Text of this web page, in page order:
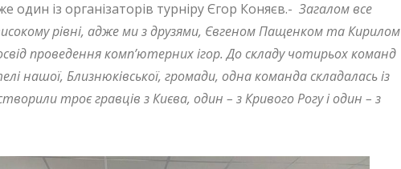
один із організаторів турніру Єгор Коняєв.- Загалом все
рівні, адже ми з друзями, Євгеном Пащенком та Кирилом
проведення комп’ютерних ігор. До складу чотирьох команд
нашої, Близнюківської, громади, одна команда складалась із
троє гравців з Києва, один – з Кривого Рогу і один – з